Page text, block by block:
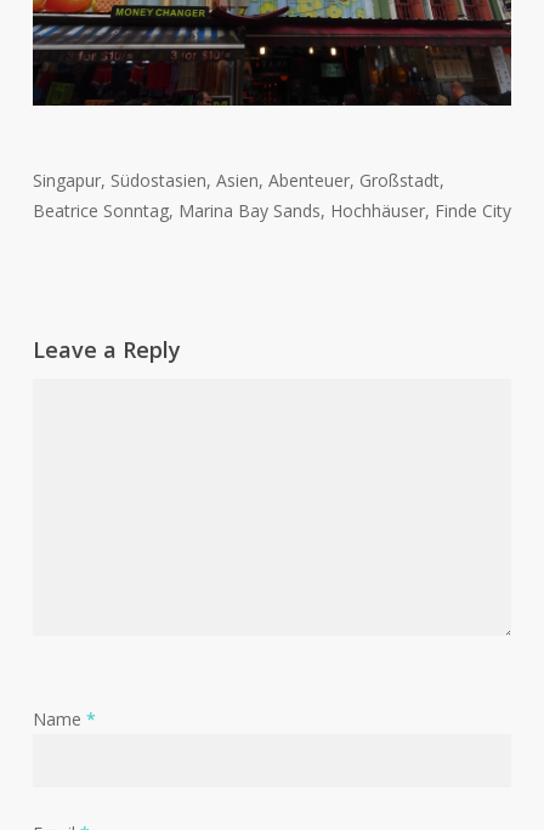
Singapur, Südostasien, Asien, Abenteuer, Großstadt,
Beatrice Sonntag, Marina Bay Sands, Hochhäuser, Finde City
Leave a Reply
Name *